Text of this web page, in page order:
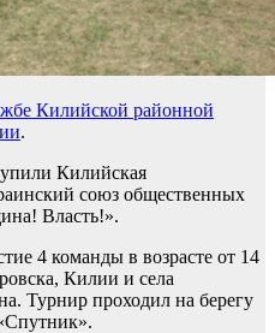
Килийской районной
.
Килийская
союз общественных
Власть!».
4 команды в возрасте от 14
Килии и села
Турнир проходил на берегу